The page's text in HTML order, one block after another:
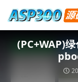
(PC+WAP)